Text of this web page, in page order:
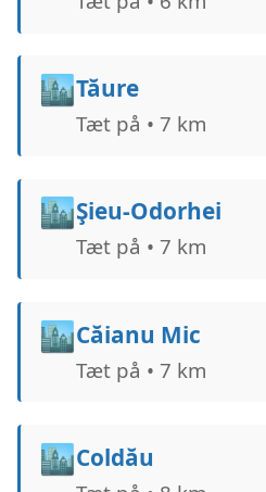
🏙️Tăure
Tæt på • 7 km
🏙️Şieu-Odorhei
Tæt på • 7 km
🏙️Căianu Mic
Tæt på • 7 km
🏙️Coldău